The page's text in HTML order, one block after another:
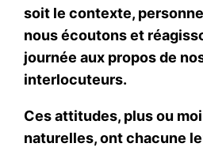
soit le contexte,
nous écoutons et
journée aux propos de
interlocuteurs.
Ces attitudes, plus ou
naturelles, ont chacune